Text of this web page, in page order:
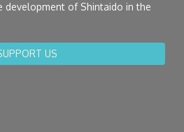
development of Shintaido in the
US